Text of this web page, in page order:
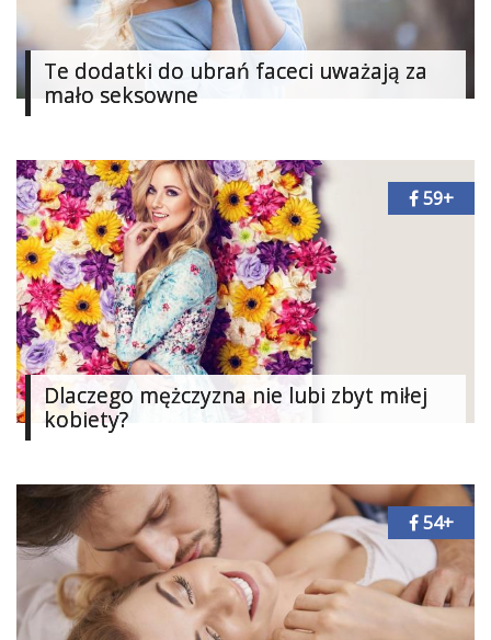
Porady
ekspertów
Blogerek
Konkursy
Recenzje
Studniówka
Dodaj
«
Dodaj
Dodaj
galerię
artykuł
Najlepsze
Te dodatki do ubrań faceci uważają za
mało seksowne
Dlaczego mężczyzna nie lubi zbyt miłej
kobiety?
59+
54+